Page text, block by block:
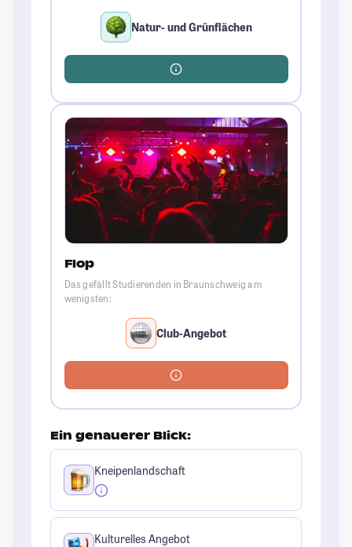
Natur- und Grünflächen
Flop
Das gefällt Studierenden in Braunschweig am
wenigsten:
Club-Angebot
Ein genauerer Blick:
Kneipenlandschaft
Kulturelles Angebot